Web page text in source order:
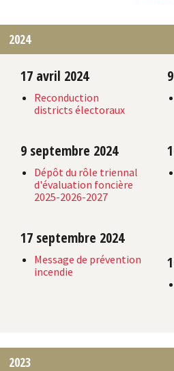
2024
17 avril 2024
Reconduction
districts électoraux
9 septembre 2024
Dépôt du rôle triennal
d'évaluation foncière
2025-2026-2027
17 septembre 2024
Message de prévention
incendie
2023